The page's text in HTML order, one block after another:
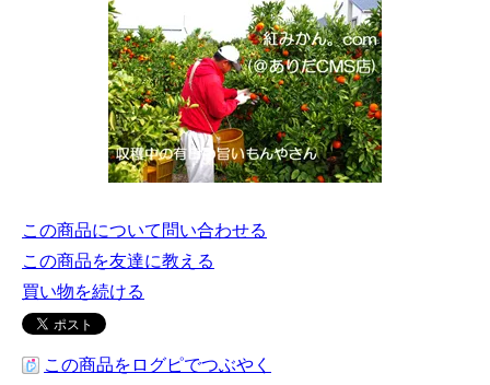
この商品について問い合わせる
この商品を友達に教える
買い物を続ける
この商品をログピでつぶやく